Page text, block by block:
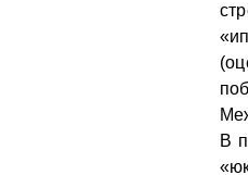
В